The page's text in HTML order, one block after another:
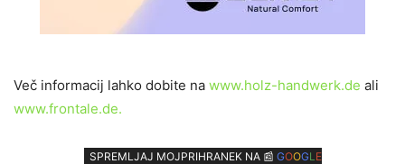
Več informacij lahko dobite na www.holz-handwerk.de ali
www.frontale.de.
SPREMLJAJ MOJPRIHRANEK NA 📰 GOOGL E